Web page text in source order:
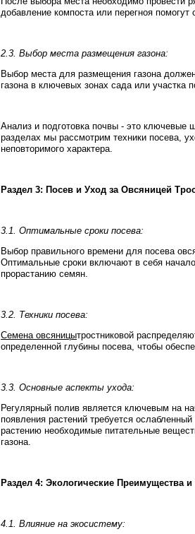
добавление компоста или перегноя
2.3. Выбор места размещения газона:
Выбор места для размещения газона
газона в ключевых зонах сада или
Анализ и подготовка почвы - это ключевые
разделах мы рассмотрим техники посева,
неповторимого характера.
Раздел 3: Посев и Уход за Овсяницей
3.1. Оптимальные сроки посева:
Выбор правильного времени для посева
Оптимальные сроки включают в себя
прорастанию семян.
3.2. Техники посева:
Семена овсяницытростниковой
определенной глубины посева, чтобы
3.3. Основные аспекты ухода:
Регулярный полив является ключевым на
появления растений требуется
растению необходимые питательные
газона.
Раздел 4: Экологические Преимущества и
4.1. Влияние на экосистему: